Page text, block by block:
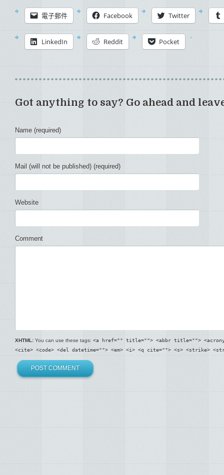
電子郵件 Facebook Twitter
LinkedIn Reddit Pocket
Got anything to say? Go ahead and
Name (required)
Mail (will not be published) (required)
Website
Comment
XHTML: You can use these tags: <a href="" title=""> <abbr title="">
<cite> <code> <del datetime=""> <em> <i> <q cite=""> <s> <strike>